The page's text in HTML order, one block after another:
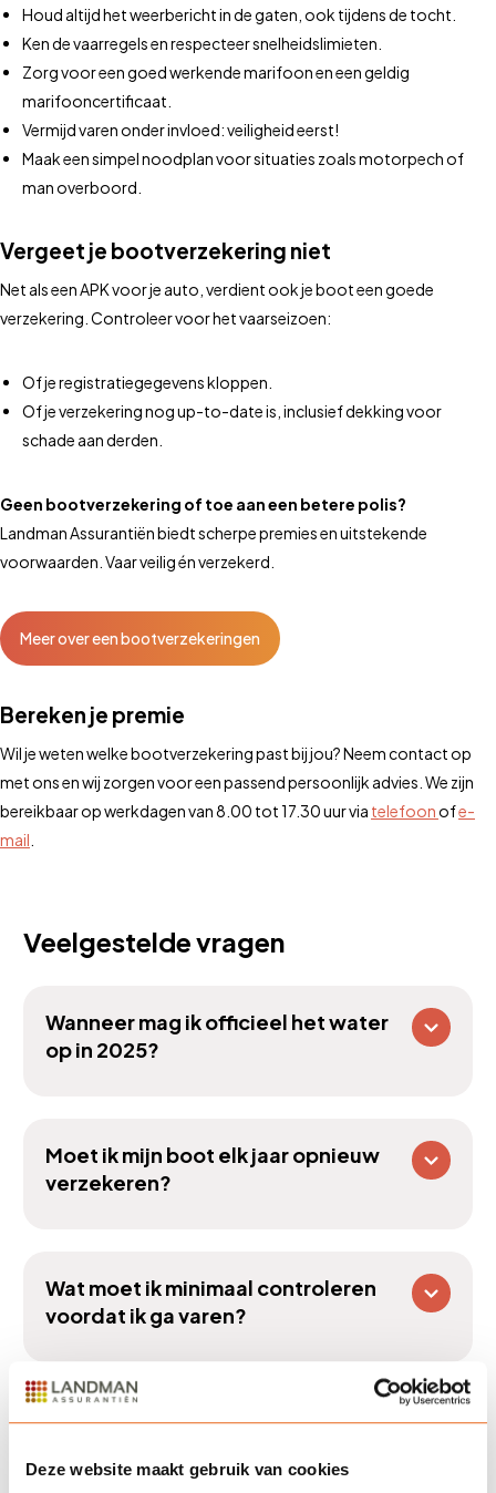
Deze website maakt gebruik van cookies
Houd altijd het weerbericht in de gaten, ook tijdens de tocht.
Ken de vaarregels en respecteer snelheidslimieten.
Zorg voor een goed werkende marifoon en een geldig
marifooncertificaat.
Vermijd varen onder invloed: veiligheid eerst!
Maak een simpel noodplan voor situaties zoals motorpech of
man overboord.
Vergeet je bootverzekering niet
Net als een APK voor je auto, verdient ook je boot een goede
verzekering. Controleer voor het vaarseizoen:
Of je registratiegegevens kloppen.
Of je verzekering nog up-to-date is, inclusief dekking voor
schade aan derden.
Geen bootverzekering of toe aan een betere polis?
Landman Assurantiën biedt scherpe premies en uitstekende
voorwaarden. Vaar veilig én verzekerd.
Meer over een bootverzekeringen
Bereken je premie
Wil je weten welke bootverzekering past bij jou? Neem contact op
met ons en wij zorgen voor een passend persoonlijk advies. We zijn
bereikbaar op werkdagen van 8.00 tot 17.30 uur via telefoonofe-
mail
Veelgestelde vragen
Wanneer mag ik officieel het water
op in 2025?
Moet ik mijn boot elk jaar opnieuw
verzekeren?
Wat moet ik minimaal controleren
voordat ik ga varen?
Heb ik een vaarbewijs nodig voor